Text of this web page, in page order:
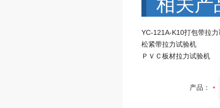
YC-121A-K10打包带拉
松紧带拉力试验机
ＰＶＣ板材拉力试验机
产品：